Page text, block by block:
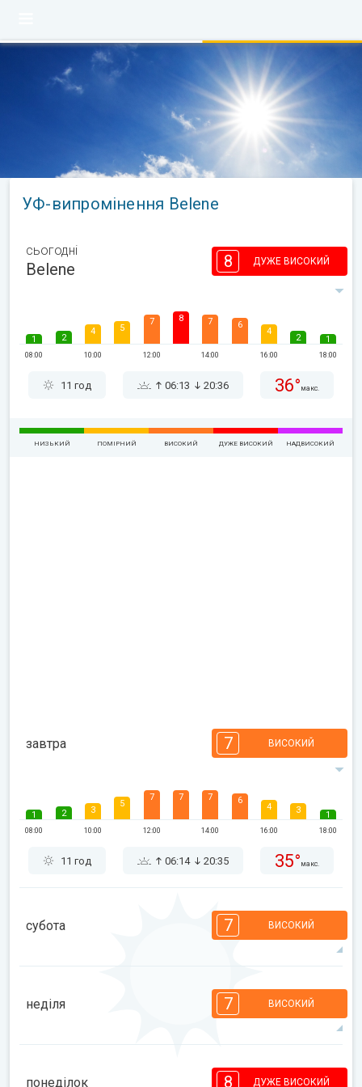
УФ-випромінення Belene
сьогодні
Belene 8 ДУЖЕ ВИСОКИЙ
1
08:00
2
4
10:00
5
7
12:00
8 7
14:00
6
4
16:00
2 1
18:00
11 год 06:13 20:36 36° макс.
НИЗЬКИЙ ПОМІРНИЙ ВИСОКИЙ ДУЖЕ ВИСОКИЙ НАДВИСОКИЙ
завтра 7 ВИСОКИЙ
1
08:00
2 3
10:00
5
7
12:00
7 7
14:00
6
4
16:00
3 1
18:00
11 год 06:14 20:35 35° макс.
субота 7 ВИСОКИЙ
08:00 14:00
4
11 год 06:15 20:33 34°макс.
неділя 7 ВИСОКИЙ
4 3 1
понеділок 8 ДУЖЕ ВИСОКИЙ